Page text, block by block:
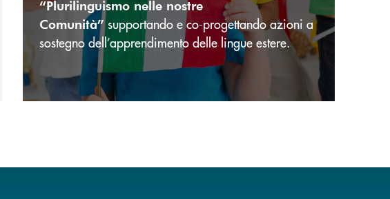
“Plurilinguismo nelle nostre
Comunità”supportando e co-progettando azioni a
sostegno dell’apprendimento delle lingue estere.